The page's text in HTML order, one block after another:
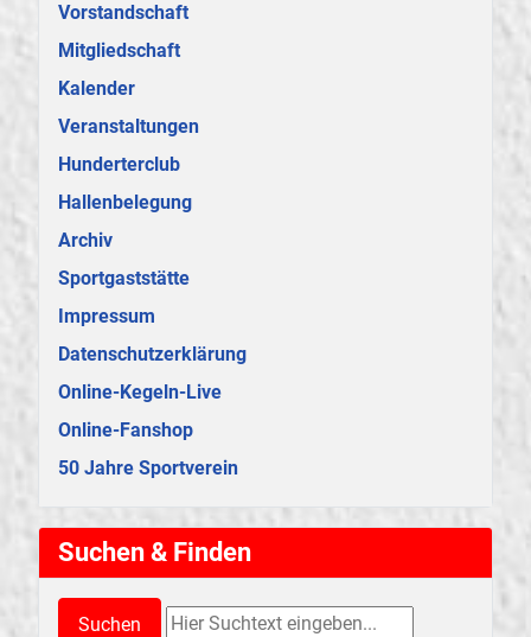
Vorstandschaft
Mitgliedschaft
Kalender
Veranstaltungen
Hunderterclub
Hallenbelegung
Archiv
Sportgaststätte
Impressum
Datenschutzerklärung
Online-Kegeln-Live
Online-Fanshop
50 Jahre Sportverein
Suchen & Finden
Suchen
Suchen & Finden